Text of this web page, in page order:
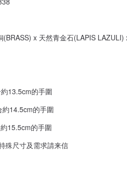
(BRASS) x 天然青金石(LAPIS
13.5cm的手圍
約14.5cm的手圍
15.5cm的手圍
殊尺寸及需求請来信